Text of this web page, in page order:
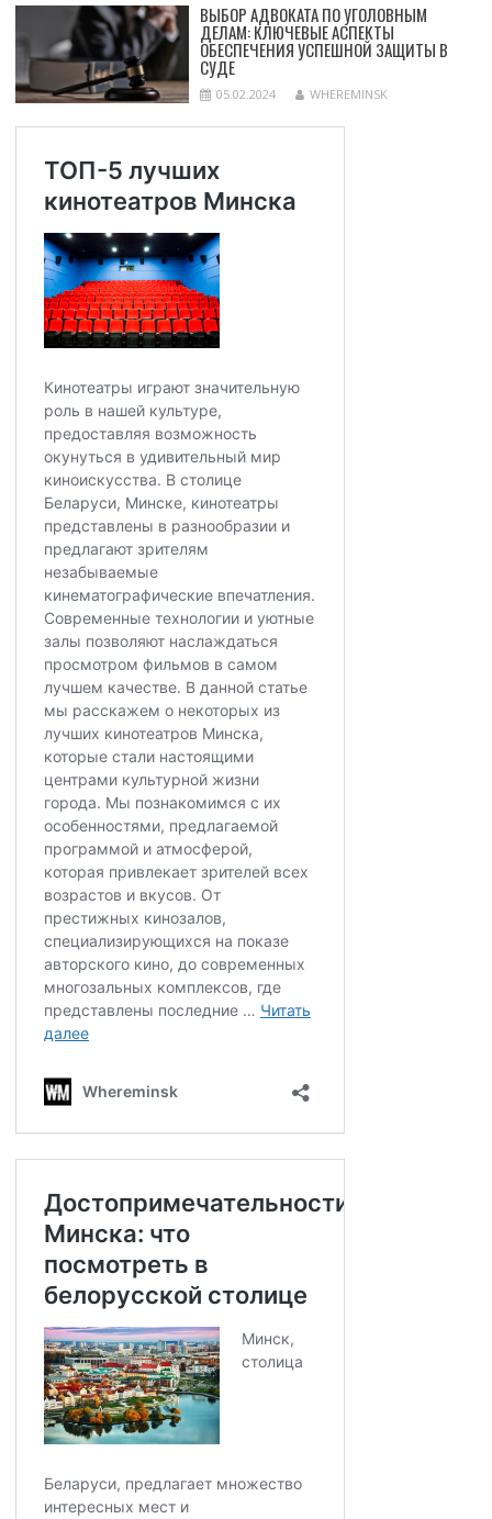
ВЫБОР АДВОКАТА ПО УГОЛОВНЫМ
ДЕЛАМ: КЛЮЧЕВЫЕ АСПЕКТЫ
ОБЕСПЕЧЕНИЯ УСПЕШНОЙ ЗАЩИТЫ В
СУДЕ
05.02.2024 WHEREMINSK